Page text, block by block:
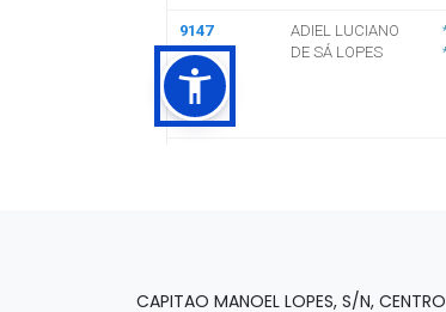
CAPITAO MANOEL LOPES, S/N, CENTRO